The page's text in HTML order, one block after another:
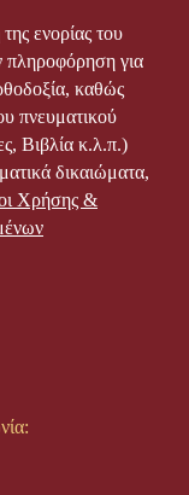
ενορίας του
για
καθώς
πνευματικού
Βιβλία κ.λ.π.)
δικαιώματα,
Χρήσης &